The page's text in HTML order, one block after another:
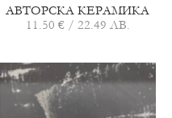
АВТОРСКА КЕРАМИКА
11.50 € / 22.49 ЛВ.